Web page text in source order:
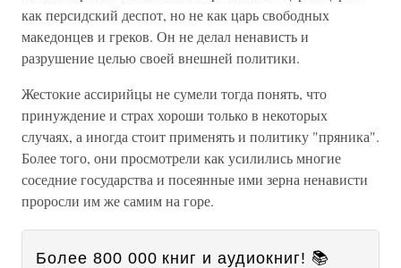
как персидский деспот, но не как царь свободных
македонцев и греков. Он не делал ненависть и
разрушение целью своей внешней политики.
Жестокие ассирийцы не сумели тогда понять, что
принуждение и страх хороши только в некоторых
случаях, а иногда стоит применять и политику "пряника".
Более того, они просмотрели как усилились многие
соседние государства и посеянные ими зерна ненависти
проросли им же самим на горе.
Более 800 000 книг и аудиокниг! 📚